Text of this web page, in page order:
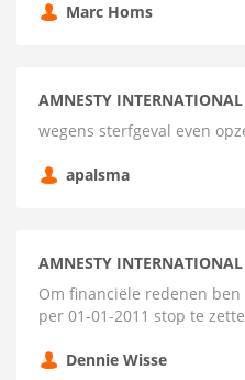
Marc Homs
AMNESTY INTERNATIONAL
wegens sterfgeval even
apalsma
AMNESTY INTERNATIONAL
Om financiële redenen
per 01-01-2011 stop te
Dennie Wisse